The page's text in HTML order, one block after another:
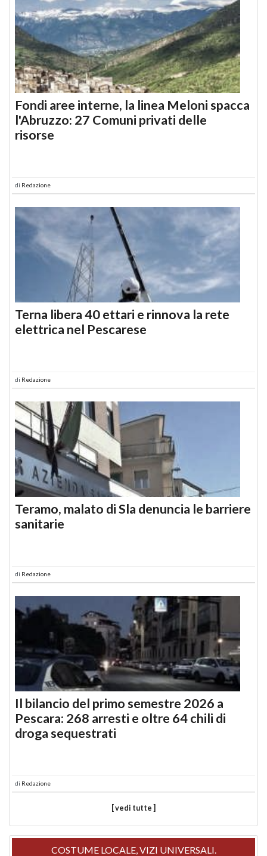
Fondi aree interne, la linea Meloni spacca
l'Abruzzo: 27 Comuni privati delle
risorse
di Redazione
Terna libera 40 ettari e rinnova la rete
elettrica nel Pescarese
di Redazione
Teramo, malato di Sla denuncia le barriere
sanitarie
di Redazione
Il bilancio del primo semestre 2026 a
Pescara: 268 arresti e oltre 64 chili di
droga sequestrati
di Redazione
[ vedi tutte ]
COSTUME LOCALE, VIZI UNIVERSALI.